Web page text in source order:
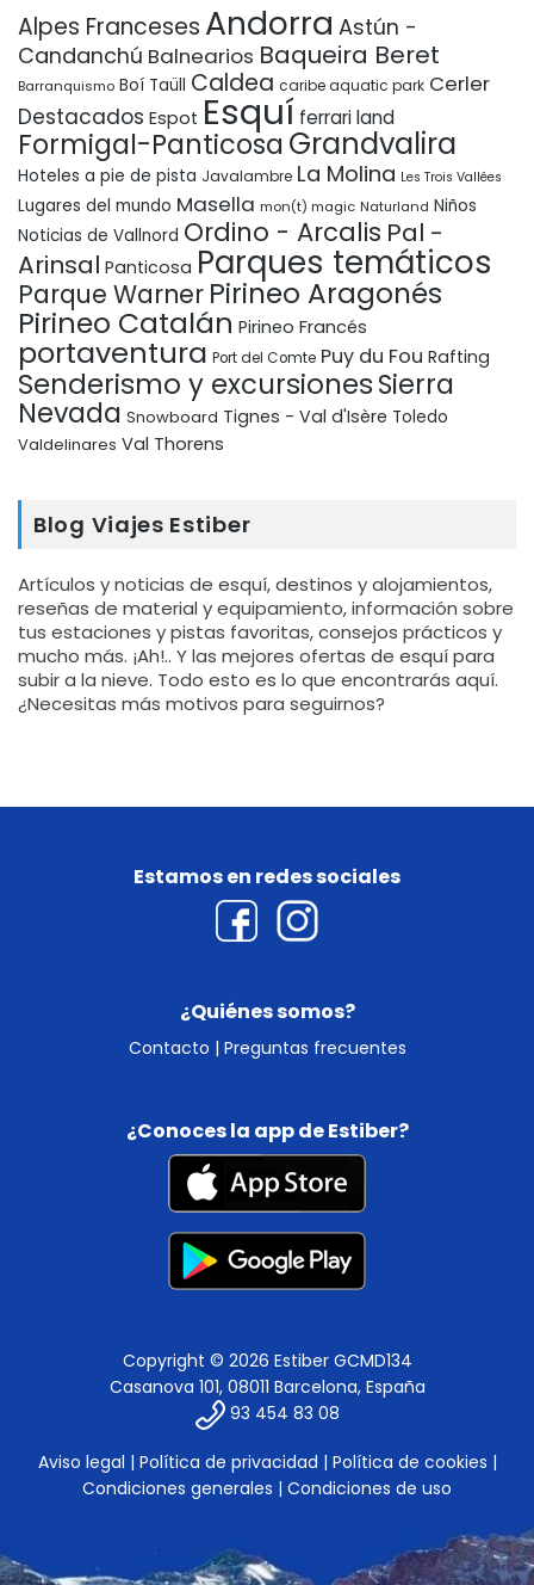
Alpes Franceses Andorra Astún -
Candanchú Balnearios Baqueira Beret
Barranquismo Boí Taüll Caldea caribe aquatic park Cerler
Destacados Espot Esquí ferrari land
Formigal-Panticosa Grandvalira
Hoteles a pie de pista Javalambre La Molina Les Trois Vallées
Lugares del mundo Masella mon(t) magic Naturland Niños
Noticias de Vallnord Ordino - Arcalis Pal -
Arinsal Panticosa Parques temáticos
Parque Warner Pirineo Aragonés
Pirineo Catalán Pirineo Francés
portaventura Port del Comte Puy du Fou Rafting
Senderismo y excursionesSierra
Nevada Snowboard Tignes - Val d'Isère Toledo
Valdelinares Val Thorens
Blog Viajes Estiber
Artículos y noticias de esquí, destinos y alojamientos,
reseñas de material y equipamiento, información sobre
tus estaciones y pistas favoritas, consejos prácticos y
mucho más. ¡Ah!.. Y las mejores ofertas de esquí para
subir a la nieve. Todo esto es lo que encontrarás aquí.
¿Necesitas más motivos para seguirnos?
¿Quiénes somos?
Contacto | Preguntas frecuentes
Estamos en redes sociales
¿Conoces la app de Estiber?
Copyright © 2026 Estiber GCMD134
Casanova 101, 08011 Barcelona, España
93 454 83 08
Aviso legal | Política de privacidad | Política de cookies |
Condiciones generales | Condiciones de uso